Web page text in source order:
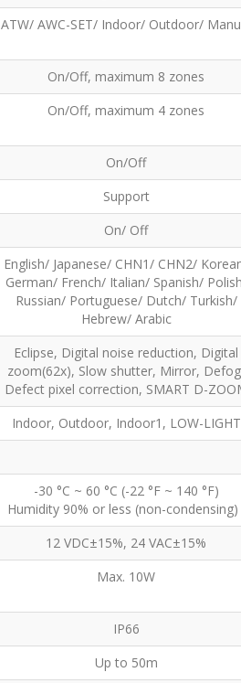
ATW/ AWC-SET/ Indoor/ Outdoor/
On/Off, maximum 8 zones
On/Off, maximum 4 zones
On/Off
Support
On/ Off
English/ Japanese/ CHN1/ CHN2/
German/ French/ Italian/ Spanish/
Russian/ Portuguese/ Dutch/ Turkish/
Hebrew/ Arabic
Eclipse, Digital noise reduction, Digital
zoom(62x), Slow shutter, Mirror,
Defect pixel correction, SMART D-
Indoor, Outdoor, Indoor1, LOW-LIGHT
-30 °C ~ 60 °C (-22 °F ~ 140 °F)
Humidity 90% or less (non-
12 VDC±15%, 24 VAC±15%
Max. 10W
IP66
Up to 50m